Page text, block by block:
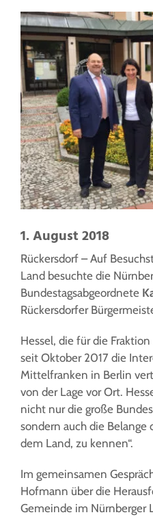
1. August 2018
Rückersdorf – Auf
Land besuchte die
Bundestagsabgeordnete
Rückersdorfer
Hessel, die für die
seit Oktober 2017 die
Mittelfranken in Berlin
von der Lage vor Ort.
nicht nur die große
sondern auch die Belange
dem Land, zu kennen“.
Im gemeinsamen
Hofmann über die
Gemeinde im Nürnberger